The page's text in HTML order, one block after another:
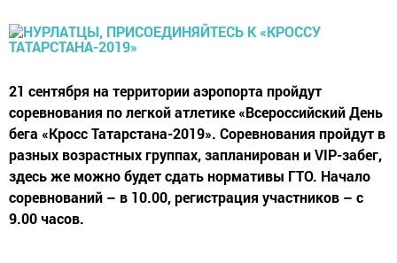
21 сентября на территории аэропорта пройдут
соревнования по легкой атлетике «Всероссийский День
бега «Кросс Татарстана-2019». Соревнования пройдут в
разных возрастных группах, запланирован и VIP-забег,
здесь же можно будет сдать нормативы ГТО. Начало
соревнований – в 10.00, регистрация участников – с
9.00 часов.